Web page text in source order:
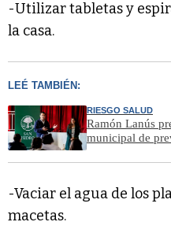
-Utilizar tabletas y
la casa.
LEÉ TAMBIÉN:
RIESGO SALUD
Ramón Lanús
municipal de
-Vaciar el agua de los
macetas.